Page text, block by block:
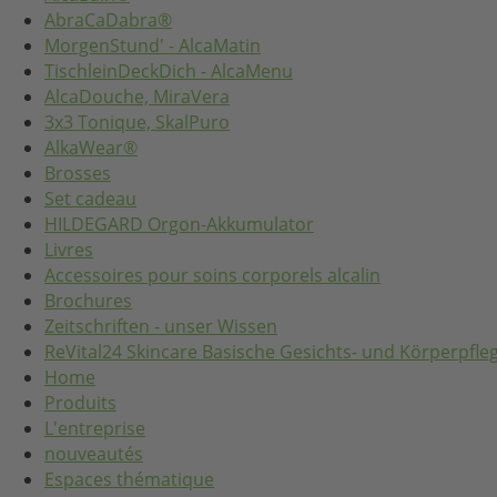
AbraCaDabra®
MorgenStund' - AlcaMatin
TischleinDeckDich - AlcaMenu
AlcaDouche, MiraVera
3x3 Tonique, SkalPuro
AlkaWear®
Brosses
Set cadeau
HILDEGARD Orgon-Akkumulator
Livres
Accessoires pour soins corporels alcalin
Brochures
Zeitschriften - unser Wissen
ReVital24 Skincare Basische Gesichts- und
Home
Produits
L'entreprise
nouveautés
Espaces thématique